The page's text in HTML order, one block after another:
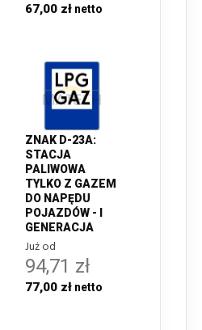
67,00 zł
ZNAK D-23A:
STACJA
PALIWOWA
TYLKO Z GAZEM
DO NAPĘDU
POJAZDÓW - I
GENERACJA
Już od
94,71 zł
77,00 zł